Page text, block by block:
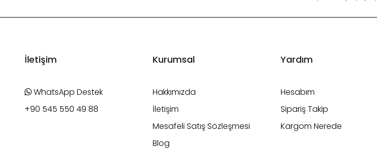
İletişim
WhatsApp Destek
+90 545 550 49 88
Kurumsal
Hakkımızda
İletişim
Mesafeli Satış Sözleşmesi
Blog
Yardım
Hesabım
Sipariş Takip
Kargom Nerede